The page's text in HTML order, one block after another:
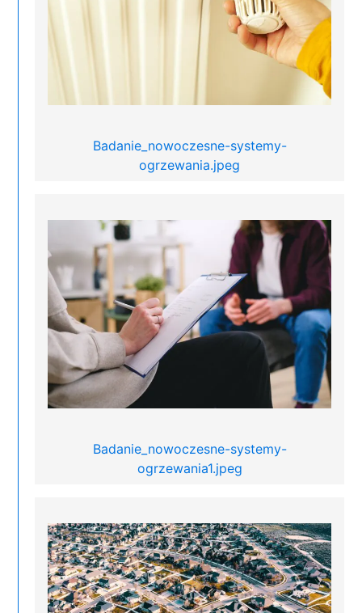
Badanie_nowoczesne-systemy-
ogrzewania.jpeg
Badanie_nowoczesne-systemy-
ogrzewania1.jpeg